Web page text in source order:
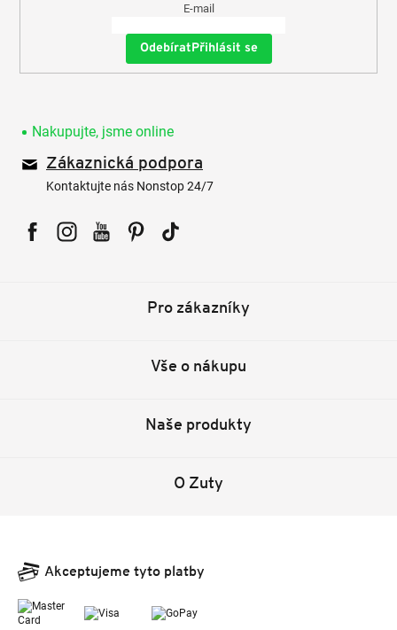
E-mail
Přihlásit se
Nakupujte, jsme online
Zákaznická podpora
Kontaktujte nás Nonstop 24/7
Pro zákazníky
Vše o nákupu
Naše produkty
O Zuty
Akceptujeme tyto platby